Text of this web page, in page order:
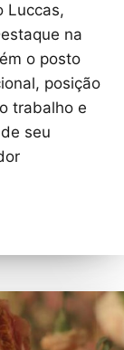
Luccas,
na
o posto
posição
trabalho e
seu